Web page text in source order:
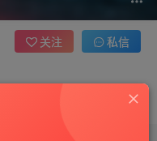
关注 私信